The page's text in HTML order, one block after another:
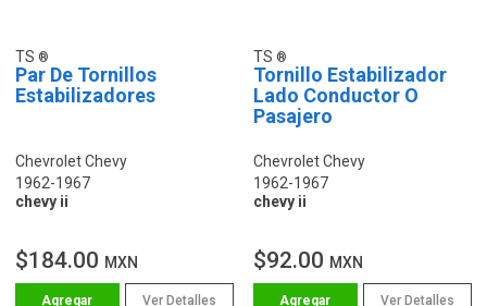
TS
Par De Tornillos
Estabilizadores
Chevrolet Chevy
1962-1967
chevy ii
$184.00 MXN
Ver Detalles
TS
Tornillo Estabilizador
Lado Conductor O
Pasajero
Chevrolet Chevy
1962-1967
chevy ii
$92.00 MXN
Ver Detalles